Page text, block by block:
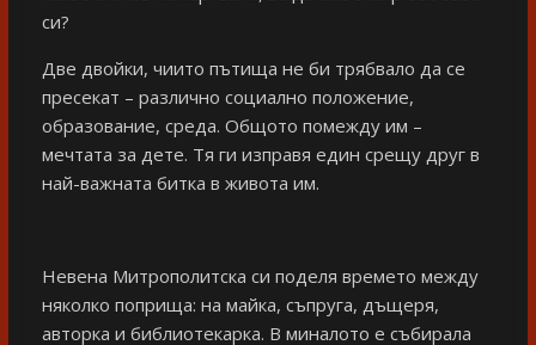
си?
Две двойки, чиито пътища не би трябвало да се
пресекат – различно социално положение,
образование, среда. Общото помежду им –
мечтата за дете. Тя ги изправя един срещу друг в
най-важната битка в живота им.
Невена Митрополитска си поделя времето между
няколко поприща: на майка, съпруга, дъщеря,
авторка и библиотекарка. В миналото е събирала